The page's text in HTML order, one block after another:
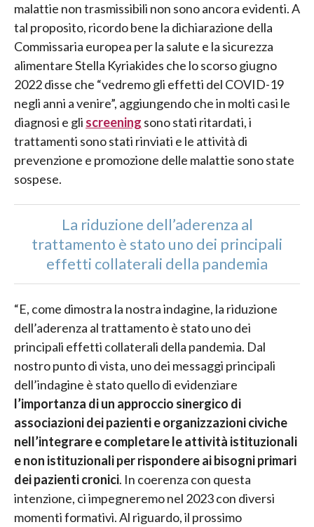
malattie non trasmissibili non sono ancora evidenti. A
tal proposito, ricordo bene la dichiarazione della
Commissaria europea per la salute e la sicurezza
alimentare Stella Kyriakides che lo scorso giugno
2022 disse che “vedremo gli effetti del COVID-19
negli anni a venire”, aggiungendo che in molti casi le
diagnosi e gli screening sono stati ritardati, i
trattamenti sono stati rinviati e le attività di
prevenzione e promozione delle malattie sono state
sospese.
La riduzione dell’aderenza al
trattamento è stato uno dei principali
effetti collaterali della pandemia
“E, come dimostra la nostra indagine, la riduzione
dell’aderenza al trattamento è stato uno dei
principali effetti collaterali della pandemia. Dal
nostro punto di vista, uno dei messaggi principali
dell’indagine è stato quello di evidenziare
l’importanza di un approccio sinergico di
associazioni dei pazienti e organizzazioni civiche
nell’integrare e completare le attività istituzionali
e non istituzionali per rispondere ai bisogni primari
dei pazienti cronici. In coerenza con questa
intenzione, ci impegneremo nel 2023 con diversi
momenti formativi. Al riguardo, il prossimo